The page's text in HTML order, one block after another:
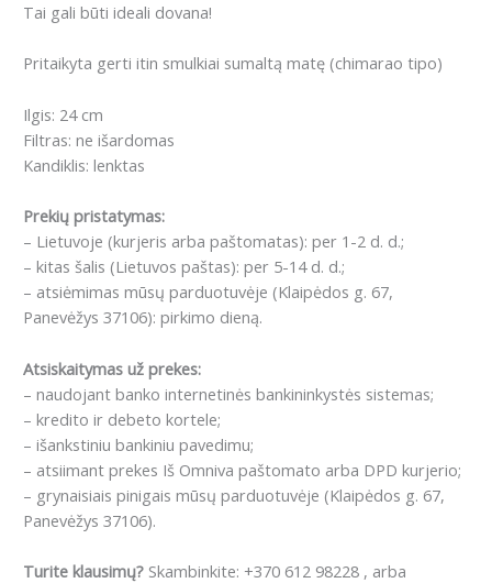
Tai gali būti ideali dovana!
Pritaikyta gerti itin smulkiai sumaltą matę (chimarao tipo)
Ilgis: 24 cm
Filtras: ne išardomas
Kandiklis: lenktas
Prekių pristatymas:
– Lietuvoje (kurjeris arba paštomatas): per 1-2 d. d.;
– kitas šalis (Lietuvos paštas): per 5-14 d. d.;
– atsiėmimas mūsų parduotuvėje (Klaipėdos g. 67,
Panevėžys 37106): pirkimo dieną.
Atsiskaitymas už prekes:
– naudojant banko internetinės bankininkystės sistemas;
– kredito ir debeto kortele;
– išankstiniu bankiniu pavedimu;
– atsiimant prekes Iš Omniva paštomato arba DPD kurjerio;
– grynaisiais pinigais mūsų parduotuvėje (Klaipėdos g. 67,
Panevėžys 37106).
Turite klausimų? Skambinkite: +370 612 98228 , arba